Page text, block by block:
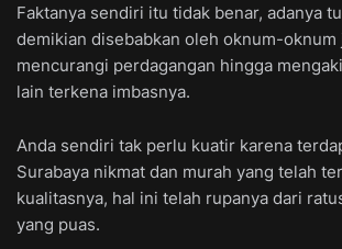
Faktanya sendiri itu tidak benar, adanya
demikian disebabkan oleh oknum-oknum
mencurangi perdagangan hingga
lain terkena imbasnya.
Anda sendiri tak perlu kuatir karena
Surabaya nikmat dan murah yang telah
kualitasnya, hal ini telah rupanya dari
yang puas.